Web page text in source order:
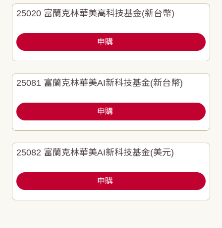
25020 富蘭克林華美高科技基金(新台幣)
申購
25081 富蘭克林華美AI新科技基金(新台幣)
申購
25082 富蘭克林華美AI新科技基金(美元)
申購